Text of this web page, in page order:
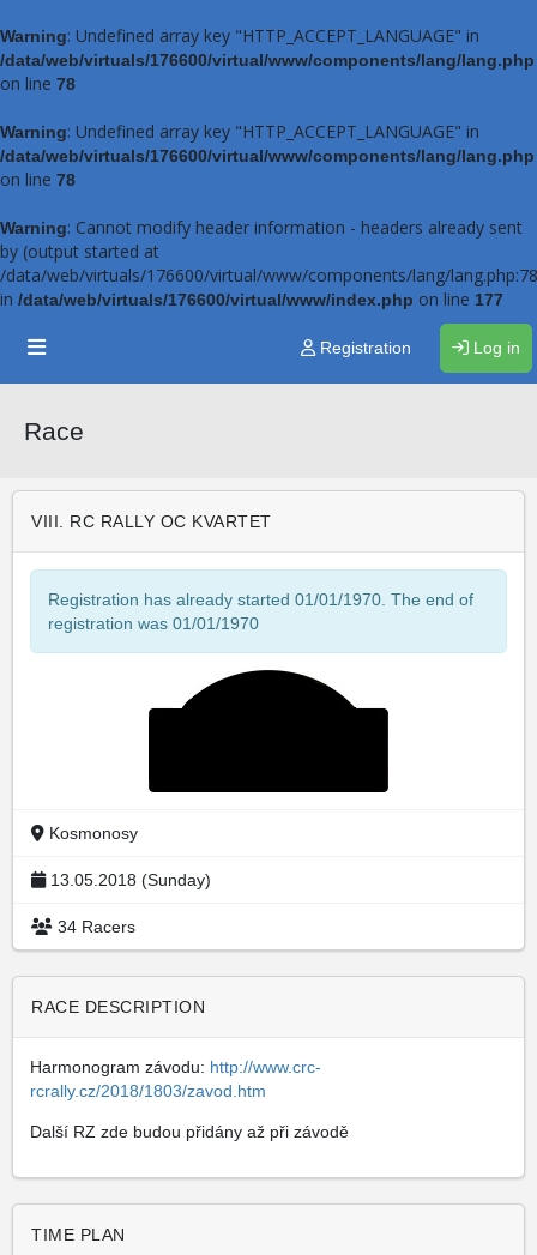
Warning: Undefined array key "HTTP_ACCEPT_LANGUAGE" in
/data/web/virtuals/176600/virtual/www/components/lang/lang.php
on line 78
Warning: Undefined array key "HTTP_ACCEPT_LANGUAGE" in
/data/web/virtuals/176600/virtual/www/components/lang/lang.php
on line 78
Warning: Cannot modify header information - headers already sent
by (output started at
/data/web/virtuals/176600/virtual/www/components/lang/
in /data/web/virtuals/176600/virtual/www/index.php on line 177
Registration Log in
Race
VIII. RC RALLY OC KVARTET
Registration has already started 01/01/1970. The end of
registration was 01/01/1970
Kosmonosy
13.05.2018 (Sunday)
34 Racers
RACE DESCRIPTION
Harmonogram závodu: http://www.crc-
rcrally.cz/2018/1803/zavod.htm
Další RZ zde budou přidány až při závodě
TIME PLAN